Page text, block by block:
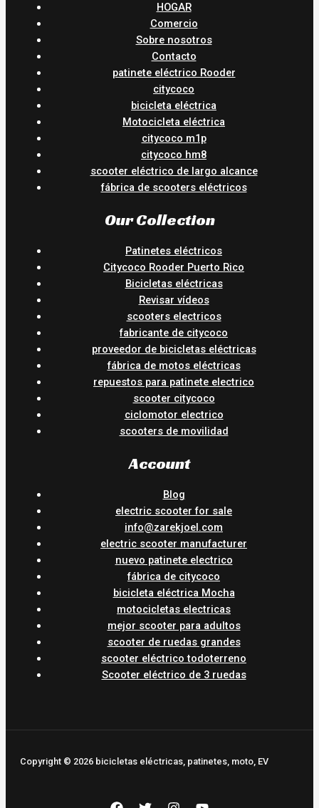
HOGAR
Comercio
Sobre nosotros
Contacto
patinete eléctrico Rooder
citycoco
bicicleta eléctrica
Motocicleta eléctrica
citycoco m1p
citycoco hm8
scooter eléctrico de largo alcance
fábrica de scooters eléctricos
Our Collection
Patinetes eléctricos
Citycoco Rooder Puerto Rico
Bicicletas eléctricas
Revisar vídeos
scooters electricos
fabricante de citycoco
proveedor de bicicletas eléctricas
fábrica de motos eléctricas
repuestos para patinete electrico
scooter citycoco
ciclomotor electrico
scooters de movilidad
Account
Blog
electric scooter for sale
info@zarekjoel.com
electric scooter manufacturer
nuevo patinete electrico
fábrica de citycoco
bicicleta eléctrica Mocha
motocicletas electricas
mejor scooter para adultos
scooter de ruedas grandes
scooter eléctrico todoterreno
Scooter eléctrico de 3 ruedas
Copyright © 2026 bicicletas eléctricas, patinetes, moto, EV